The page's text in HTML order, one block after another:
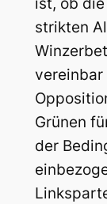
ist, ob
strikten
vereinbar
Grünen
der